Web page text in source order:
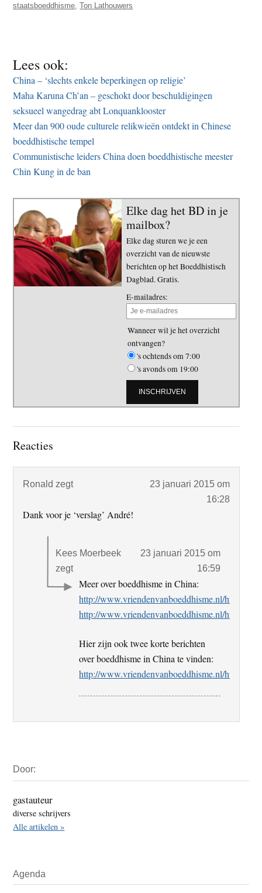
staatsboeddhisme ,Ton Lathouwers
Lees ook:
China – ‘slechts enkele beperkingen op religie’
Maha Karuna Ch’an – geschokt door beschuldigingen
seksueel wangedrag abt Lonquanklooster
Meer dan 900 oude culturele relikwieën ontdekt in Chinese
boeddhistische tempel
Communistische leiders China doen boeddhistische meester
Chin Kung in de ban
Elke dag het BD in je
mailbox?
Elke dag sturen we je een
overzicht van de nieuwste
berichten op het Boeddhistisch
Dagblad. Gratis.
E-mailadres:
Wanneer wil je het overzicht
ontvangen?
's ochtends om 7:00
's avonds om 19:00
Lees
Reacties
Ronald zegt
23 januari 2015 om
16:28
Dank voor je ‘verslag’ André!
Kees Moerbeek
zegt
23 januari 2015 om
16:59
Meer over boeddhisme in China:
http://www.vriendenvanboeddhisme.nl/html/
http://www.vriendenvanboeddhisme.nl/html/
Hier zijn ook twee korte berichten
over boeddhisme in China te vinden:
http://www.vriendenvanboeddhisme.nl/html/
Sidebar
Door:
gastauteur
diverse schrijvers
Alle artikelen »
Agenda